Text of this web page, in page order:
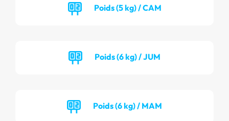
Poids (5 kg) / CAM
Poids (6 kg) / JUM
Poids (6 kg) / MAM